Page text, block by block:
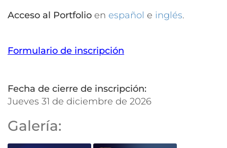
Acceso al Portfolio en español e inglés.
Formulario de inscripción
Fecha de cierre de inscripción:
jueves 31 de diciembre de 2026
Galería: